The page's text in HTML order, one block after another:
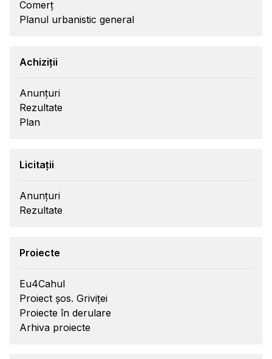
Comerț
Planul urbanistic general
Achiziții
Anunțuri
Rezultate
Plan
Licitații
Anunțuri
Rezultate
Proiecte
Eu4Cahul
Proiect șos. Griviței
Proiecte în derulare
Arhiva proiecte